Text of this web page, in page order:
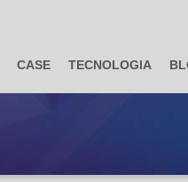
CASE TECNOLOGIA